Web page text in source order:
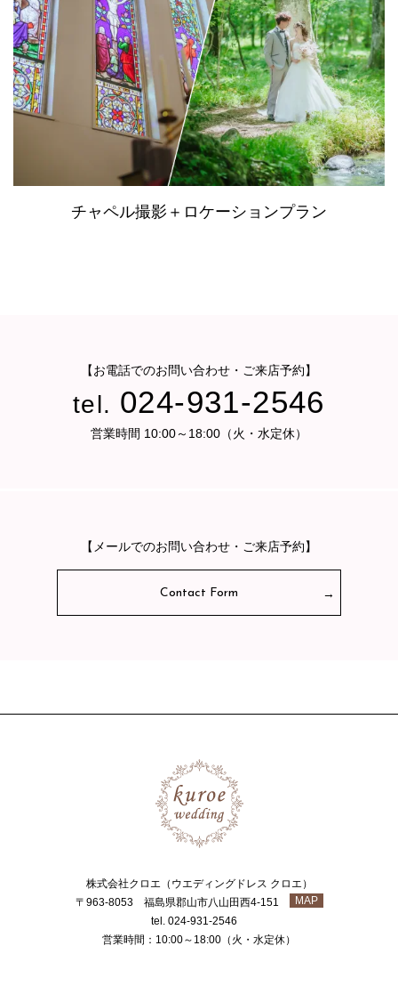
チャペル撮影＋ロケーションプラン
【お電話でのお問い合わせ・ご来店予約】
tel. 024-931-2546
営業時間 10:00～18:00（火・水定休）
【メールでのお問い合わせ・ご来店予約】
Contact Form
株式会社クロエ（ウエディングドレス クロエ）
〒963-8053 福島県郡山市八山田西4-151
MAP
tel. 024-931-2546
営業時間：10:00～18:00（火・水定休）